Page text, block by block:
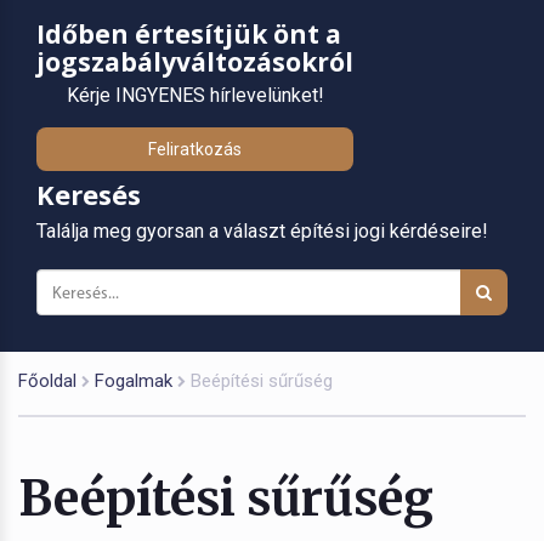
Időben értesítjük önt a
jogszabályváltozásokról
Kérje INGYENES hírlevelünket!
Feliratkozás
Keresés
Találja meg gyorsan a választ építési jogi kérdéseire!
Főoldal Fogalmak Beépítési sűrűség
Beépítési sűrűség